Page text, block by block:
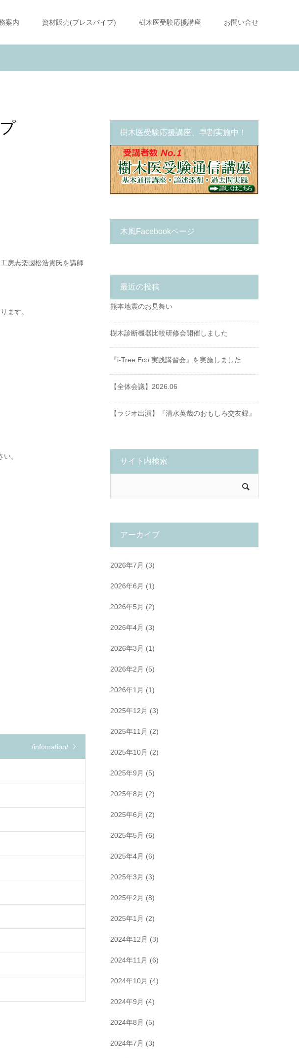
案内 資材販売(ブレスパイプ) 樹木医受験応援講座 お問い合せ
房志楽國松浩貴氏を講師
ます。
。
/infomation/
樹木医受験応援講座、早割実施中！
木風Facebookページ
最近の投稿
熊本地震のお見舞い
樹木診断機器比較研修会開催しました
『i-Tree Eco 実践講習会』を実施しました
【全体会議】2026.06
【ラジオ出演】『清水英哉のおもしろ交友録』
サイト内検索
アーカイブ
2026年7月 (3)
2026年6月 (1)
2026年5月 (2)
2026年4月 (3)
2026年3月 (1)
2026年2月 (5)
2026年1月 (1)
2025年12月 (3)
2025年11月 (2)
2025年10月 (2)
2025年9月 (5)
2025年8月 (2)
2025年6月 (2)
2025年5月 (6)
2025年4月 (6)
2025年3月 (3)
2025年2月 (8)
2025年1月 (2)
2024年12月 (3)
2024年11月 (6)
2024年10月 (4)
2024年9月 (4)
2024年8月 (5)
2024年7月 (3)